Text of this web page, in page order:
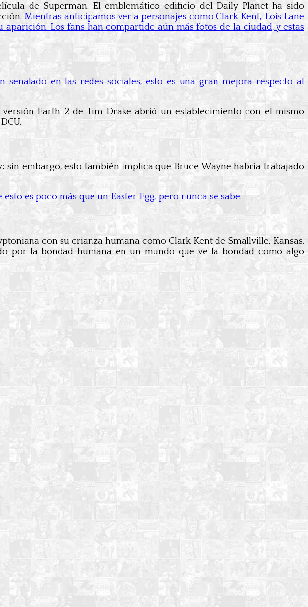
de Superman. El emblemático edificio del Daily Planet ha sido
Mientras anticipamos ver a personajes como Clark Kent, Lois Lane
Los fans han compartido aún más fotos de la ciudad, y estas
en las redes sociales, esto es una gran mejora respecto al
Earth-2 de Tim Drake abrió un establecimiento con el mismo
sin embargo, esto también implica que Bruce Wayne habría trabajado
es poco más que un Easter Egg, pero nunca se sabe.
con su crianza humana como Clark Kent de Smallville, Kansas.
por la bondad humana en un mundo que ve la bondad como algo